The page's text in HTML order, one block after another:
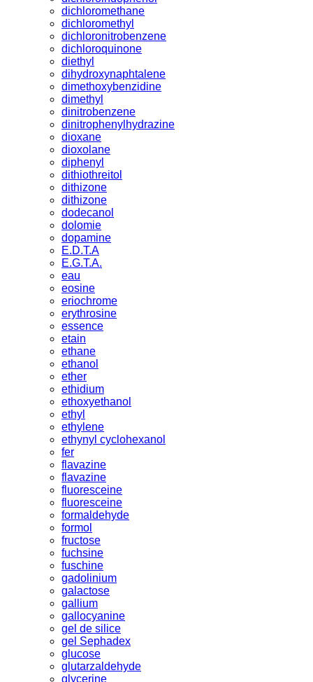
dichloromethane
dichloromethyl
dichloronitrobenzene
dichloroquinone
diethyl
dihydroxynaphtalene
dimethoxybenzidine
dimethyl
dinitrobenzene
dinitrophenylhydrazine
dioxane
dioxolane
diphenyl
dithiothreitol
dithizone
dithizone
dodecanol
dolomie
dopamine
E.D.T.A
E.G.T.A.
eau
eosine
eriochrome
erythrosine
essence
etain
ethane
ethanol
ether
ethidium
ethoxyethanol
ethyl
ethylene
ethynyl cyclohexanol
fer
flavazine
flavazine
fluoresceine
fluoresceine
formaldehyde
formol
fructose
fuchsine
fuschine
gadolinium
galactose
gallium
gallocyanine
gel de silice
gel Sephadex
glucose
glutarzaldehyde
glycerine